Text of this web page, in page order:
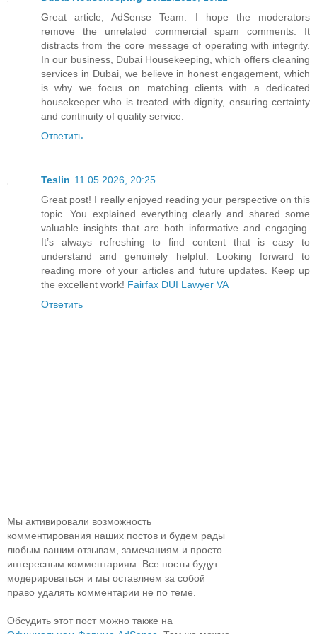
Great article, AdSense Team. I hope the moderators
remove the unrelated commercial spam comments. It
distracts from the core message of operating with integrity.
In our business, Dubai Housekeeping, which offers cleaning
services in Dubai, we believe in honest engagement, which
is why we focus on matching clients with a dedicated
housekeeper who is treated with dignity, ensuring certainty
and continuity of quality service.
Ответить
Teslin 11.05.2026, 20:25
Great post! I really enjoyed reading your perspective on this
topic. You explained everything clearly and shared some
valuable insights that are both informative and engaging.
It’s always refreshing to find content that is easy to
understand and genuinely helpful. Looking forward to
reading more of your articles and future updates. Keep up
the excellent work! Fairfax DUI Lawyer VA
Ответить
Мы активировали возможность
комментирования наших постов и будем рады
любым вашим отзывам, замечаниям и просто
интересным комментариям. Все посты будут
модерироваться и мы оставляем за собой
право удалять комментарии не по теме.
Обсудить этот пост можно также на